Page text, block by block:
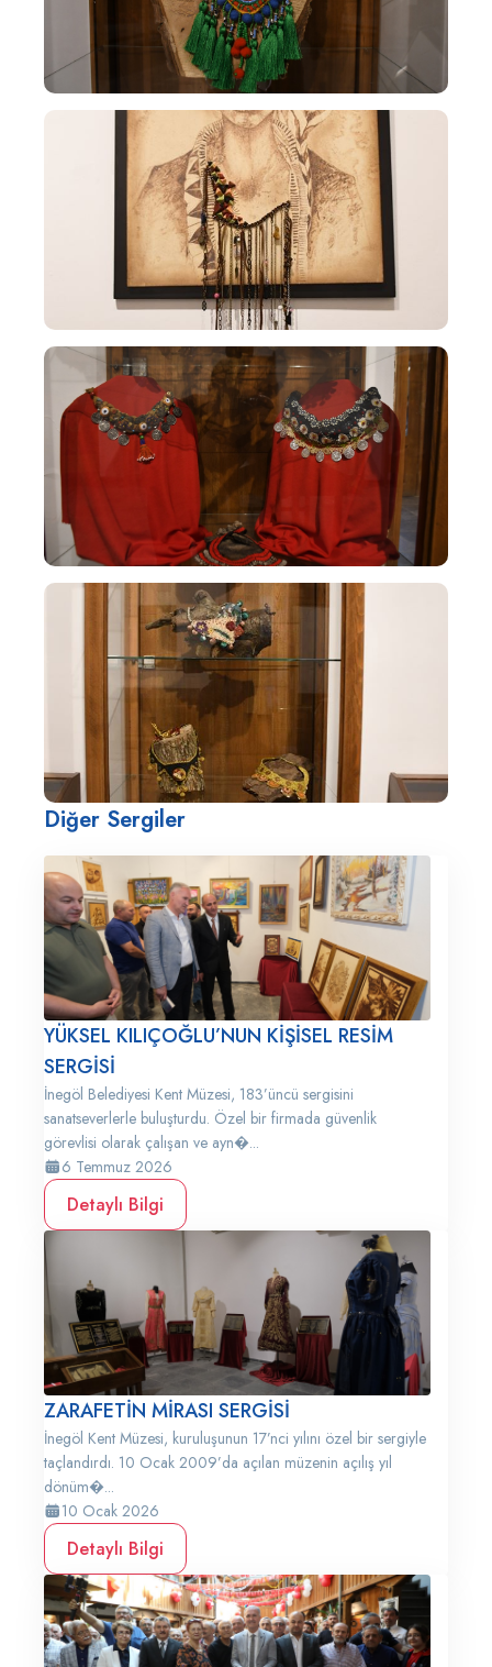
Diğer Sergiler
YÜKSEL KILIÇOĞLU’NUN KİŞİSEL RESİM
SERGİSİ
İnegöl Belediyesi Kent Müzesi, 183’üncü sergisini
sanatseverlerle buluşturdu. Özel bir firmada güvenlik
görevlisi olarak çalışan ve ayn�...
6 Temmuz 2026
Detaylı Bilgi
ZARAFETİN MİRASI SERGİSİ
İnegöl Kent Müzesi, kuruluşunun 17’nci yılını özel bir sergiyle
taçlandırdı. 10 Ocak 2009’da açılan müzenin açılış yıl
dönüm�...
10 Ocak 2026
Detaylı Bilgi